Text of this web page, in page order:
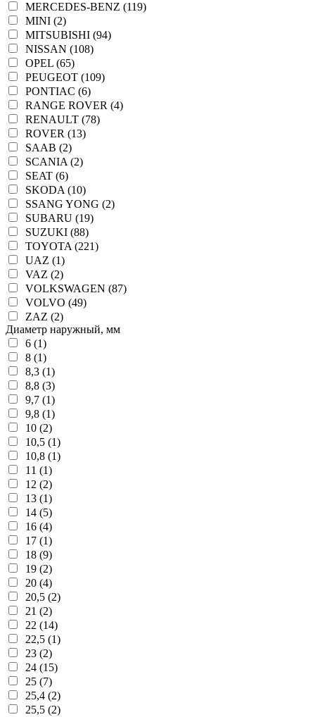
MERCEDES-BENZ (119)
MINI (2)
MITSUBISHI (94)
NISSAN (108)
OPEL (65)
PEUGEOT (109)
PONTIAC (6)
RANGE ROVER (4)
RENAULT (78)
ROVER (13)
SAAB (2)
SCANIA (2)
SEAT (6)
SKODA (10)
SSANG YONG (2)
SUBARU (19)
SUZUKI (88)
TOYOTA (221)
UAZ (1)
VAZ (2)
VOLKSWAGEN (87)
VOLVO (49)
ZAZ (2)
Диаметр наружный, мм
6 (1)
8 (1)
8,3 (1)
8,8 (3)
9,7 (1)
9,8 (1)
10 (2)
10,5 (1)
10,8 (1)
11 (1)
12 (2)
13 (1)
14 (5)
16 (4)
17 (1)
18 (9)
19 (2)
20 (4)
20,5 (2)
21 (2)
22 (14)
22,5 (1)
23 (2)
24 (15)
25 (7)
25,4 (2)
25,5 (2)